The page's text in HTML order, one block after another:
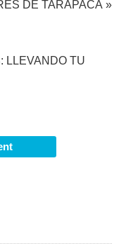
DE TARAPACÁ »
LLEVANDO TU